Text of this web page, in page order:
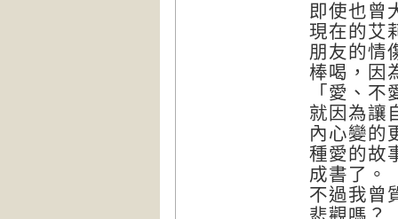
即使也曾
現在的艾
朋友的情
棒喝，因
「愛、
就因為讓
內心變的
種愛的故
成書了。
不過我曾